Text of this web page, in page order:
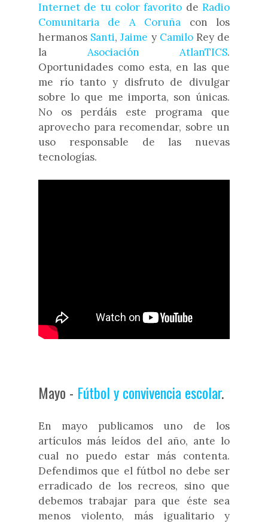
Internet de tu color favorito deRadio
Comunitaria de A Coruña con los
hermanos Santi,Jaime y CamiloRey de
la Asociación AtlanTICS.
Oportunidades como esta, en las que
me río tanto y disfruto de divulgar
sobre lo que me importa, son únicas.
No os perdáis este programa que
aprovecho para recomendar, sobre un
uso responsable de las nuevas
tecnologías.
Mayo - Fútbol y convivencia escolar.
En mayo publicamos uno de los
artículos más leídos del año, ante lo
cual no puedo estar más contenta.
Defendimos que el fútbol no debe ser
erradicado de los recreos, sino que
debemos trabajar para que éste sea
menos violento, más igualitario y